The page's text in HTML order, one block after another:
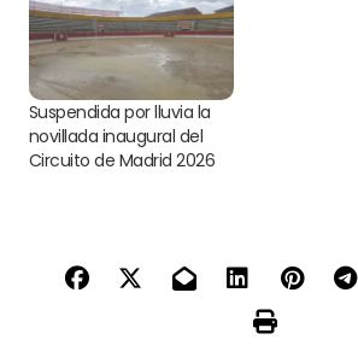
Suspendida por lluvia la
novillada inaugural del
Circuito de Madrid 2026